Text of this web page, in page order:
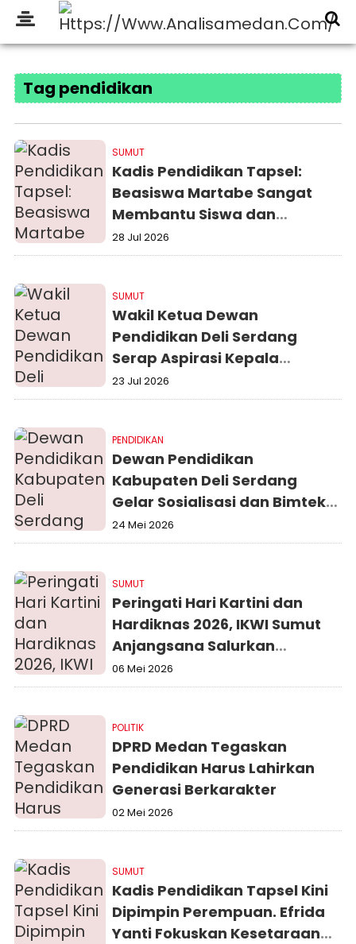
Tag pendidikan
SUMUT
Kadis Pendidikan Tapsel:
Beasiswa Martabe Sangat
Membantu Siswa dan
Keluarga
28 Jul 2026
SUMUT
Wakil Ketua Dewan
Pendidikan Deli Serdang
Serap Aspirasi Kepala
Sekolah di Sibolangit, Tinjau
Rehabilitasi SMPN 2
23 Jul 2026
PENDIDIKAN
Dewan Pendidikan
Kabupaten Deli Serdang
Gelar Sosialisasi dan Bimtek
Tingkatkan Kompetensi Guru
dan Tendik di Pancurbatu
24 Mei 2026
SUMUT
Peringati Hari Kartini dan
Hardiknas 2026, IKWI Sumut
Anjangsana Salurkan
Bantuan ke Panti Asuhan dan
Warakauri PWI Sumut
06 Mei 2026
POLITIK
DPRD Medan Tegaskan
Pendidikan Harus Lahirkan
Generasi Berkarakter
02 Mei 2026
SUMUT
Kadis Pendidikan Tapsel Kini
Dipimpin Perempuan. Efrida
Yanti Fokuskan Kesetaraan